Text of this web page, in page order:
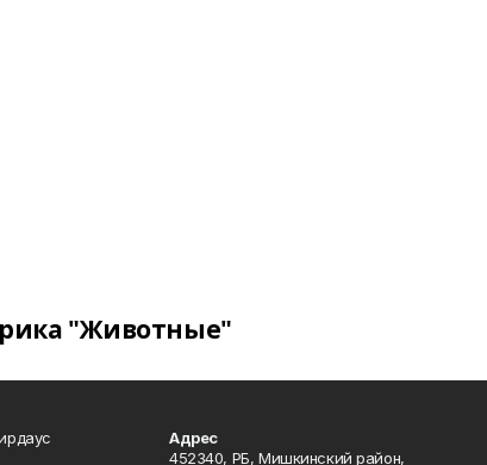
"Животные"
Адрес
452340, РБ, Мишкинский район,